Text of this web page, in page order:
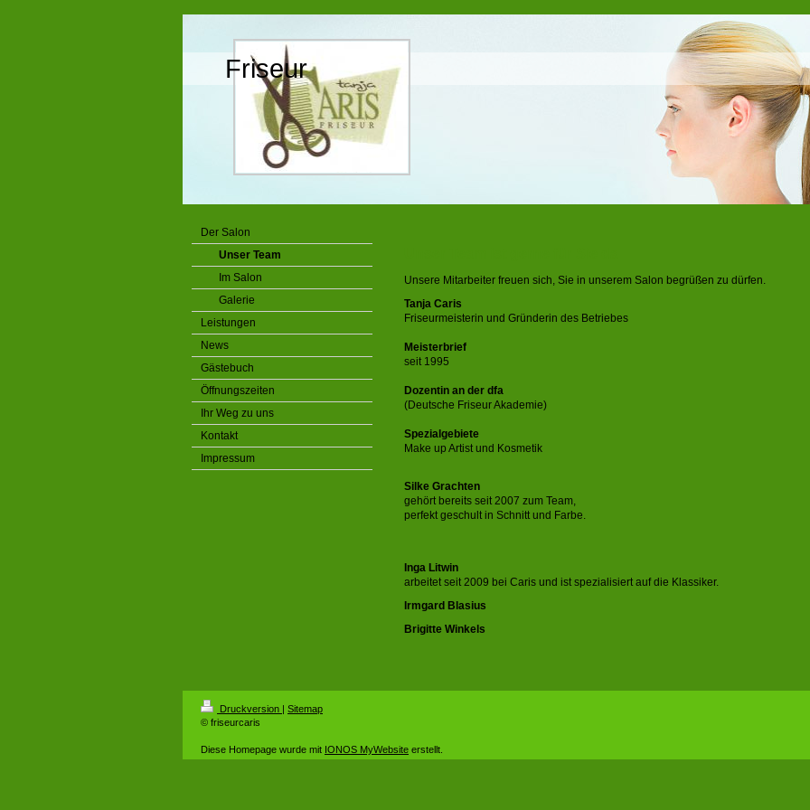
Friseur
Der Salon
Unser Team
Im Salon
Galerie
Leistungen
News
Gästebuch
Öffnungszeiten
Ihr Weg zu uns
Kontakt
Impressum
Unsere Mitarbeiter freuen sich, Sie in unserem Salon begrüßen zu dürfen.
Tanja Caris
Friseurmeisterin und Gründerin des Betriebes
Meisterbrief
seit 1995
Dozentin an der dfa
(Deutsche Friseur Akademie)
Spezialgebiete
Make up Artist und Kosmetik
Silke Grachten
gehört bereits seit 2007 zum Team,
perfekt geschult in Schnitt und Farbe.
Inga Litwin
arbeitet seit 2009 bei Caris und ist spezialisiert auf die Klassiker.
Irmgard Blasius
Brigitte Winkels
Druckversion | Sitemap
© friseurcaris
Diese Homepage wurde mit IONOS MyWebsite erstellt.